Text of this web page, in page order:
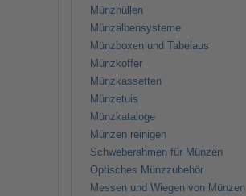
Münzhüllen
Münzalbensysteme
Münzboxen und Tabelaus
Münzkoffer
Münzkassetten
Münzetuis
Münzkataloge
Münzen reinigen
Schweberahmen für Münzen
Optisches Münzzubehör
Messen und Wiegen von Münzen